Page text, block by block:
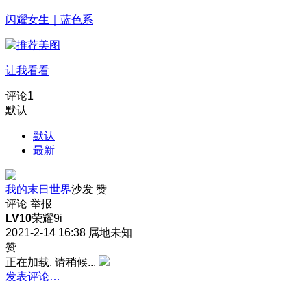
闪耀女生｜蓝色系
让我看看
评论1
默认
默认
最新
我的末日世界沙发 赞
评论 举报
LV10荣耀9i
2021-2-14 16:38 属地未知
赞
正在加载, 请稍候...
发表评论…